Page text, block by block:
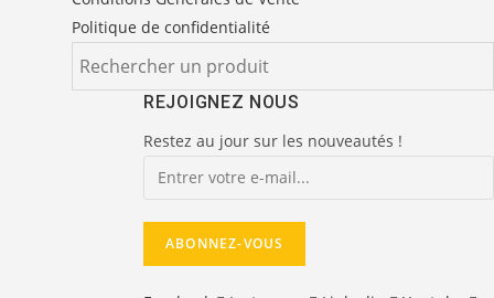
Politique de confidentialité
REJOIGNEZ NOUS
Restez au jour sur les nouveautés !